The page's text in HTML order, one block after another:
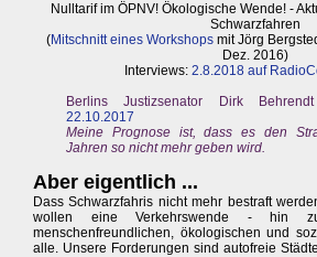
Nulltarif im ÖPNV! Ökologische Wende! -
Schwarzfahren
(Mitschnitt eines Workshops mit Jörg
Dez. 2016)
Interviews: 2.8.2018 auf
Berlins Justizsenator Dirk
22.10.2017
Meine Prognose ist, dass es den
Jahren so nicht mehr geben wird.
Aber eigentlich ...
Dass Schwarzfahris nicht mehr bestraft
wollen eine Verkehrswende - hin
menschenfreundlichen, ökologischen und
alle. Unsere Forderungen sind autofreie